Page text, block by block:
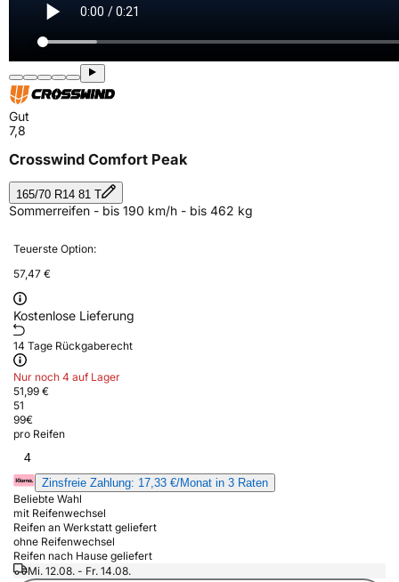
Gut
7,8
Crosswind Comfort Peak
165/70 R14 81 T
Sommerreifen - bis 190 km/h - bis 462 kg
Teuerste Option:
57,47 €
Kostenlose Lieferung
14 Tage Rückgaberecht
Nur noch 4 auf Lager
51,99 €
51
99€
pro Reifen
4
Zinsfreie Zahlung: 17,33 €/Monat in 3 Raten
Beliebte Wahl
mit Reifenwechsel
Reifen an Werkstatt geliefert
ohne Reifenwechsel
Reifen nach Hause geliefert
Mi. 12.08. - Fr. 14.08.